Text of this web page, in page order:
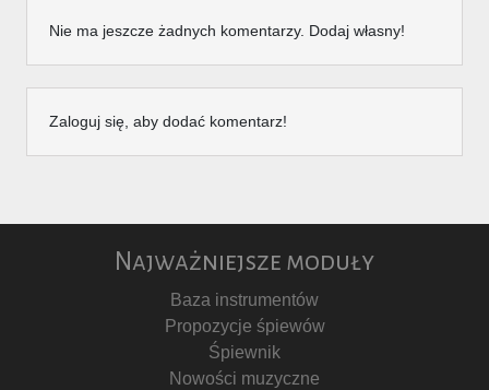
Nie ma jeszcze żadnych komentarzy. Dodaj własny!
Zaloguj się, aby dodać komentarz!
Najważniejsze moduły
Baza instrumentów
Propozycje śpiewów
Śpiewnik
Nowości muzyczne